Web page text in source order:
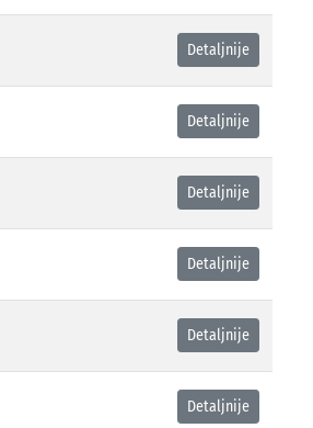
Detaljnije
Detaljnije
Detaljnije
Detaljnije
Detaljnije
Detaljnije